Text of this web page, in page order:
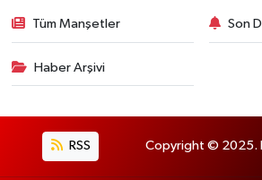
Tüm Manşetler Son
Haber Arşivi
RSS Copyright © 2025.